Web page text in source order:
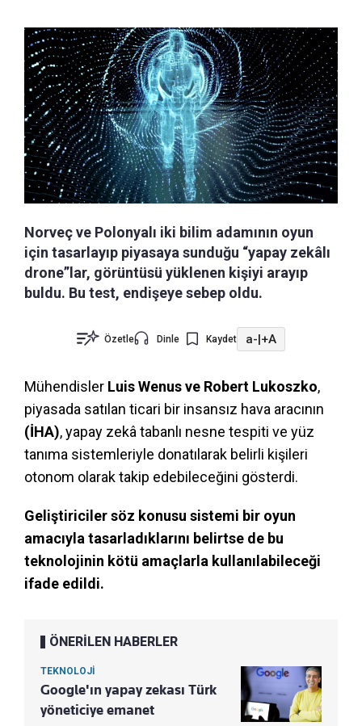
Norveç ve Polonyalı iki bilim adamının oyun
için tasarlayıp piyasaya sunduğu “yapay zekâlı
drone”lar, görüntüsü yüklenen kişiyi arayıp
buldu. Bu test, endişeye sebep oldu.
Özetle Dinle Kaydet a-|+A
Mühendisler Luis Wenus ve Robert Lukoszko,
piyasada satılan ticari bir insansız hava aracının
(İHA), yapay zekâ tabanlı nesne tespiti ve yüz
tanıma sistemleriyle donatılarak belirli kişileri
otonom olarak takip edebileceğini gösterdi.
Geliştiriciler söz konusu sistemi bir oyun
amacıyla tasarladıklarını belirtse de bu
teknolojinin kötü amaçlarla kullanılabileceği
ifade edildi.
ÖNERİLEN HABERLER
TEKNOLOJİ
Google'ın yapay zekası Türk
yöneticiye emanet